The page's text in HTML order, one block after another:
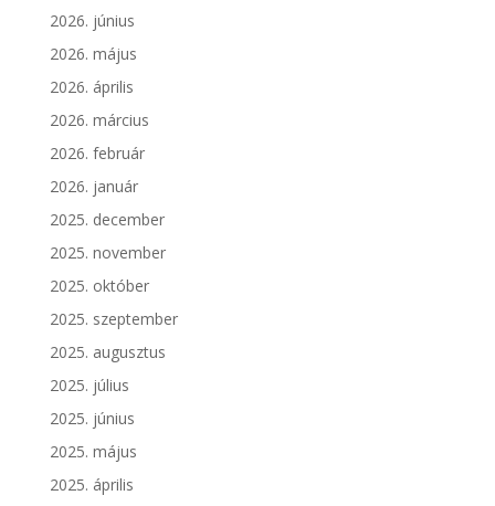
2026. június
2026. május
2026. április
2026. március
2026. február
2026. január
2025. december
2025. november
2025. október
2025. szeptember
2025. augusztus
2025. július
2025. június
2025. május
2025. április